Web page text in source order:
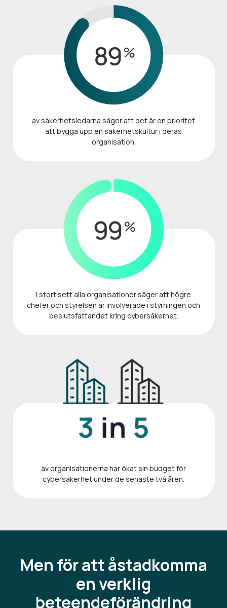
av säkerhetsledarna säger att det är en prioritet
att bygga upp en säkerhetskultur i deras
organisation.
I stort sett alla organisationer säger att högre
chefer och styrelsen är involverade i styrningen och
beslutsfattandet kring cybersäkerhet.
av organisationerna har ökat sin budget för
cybersäkerhet under de senaste två åren.
Men för att åstadkomma
en verklig
beteendeförändring